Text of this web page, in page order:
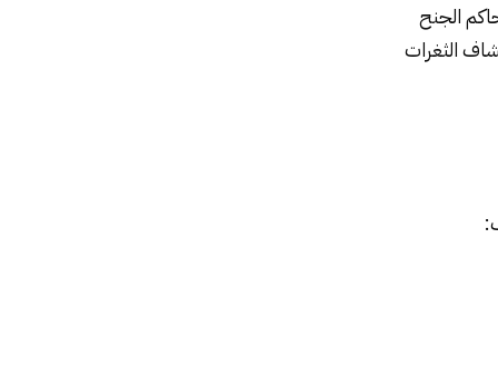
الجنح
الثغرات